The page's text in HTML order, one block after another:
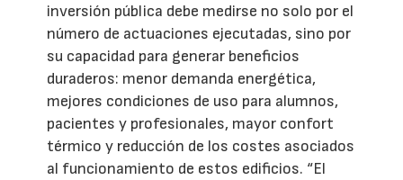
inversión pública debe medirse no solo por el
número de actuaciones ejecutadas, sino por
su capacidad para generar beneficios
duraderos: menor demanda energética,
mejores condiciones de uso para alumnos,
pacientes y profesionales, mayor confort
térmico y reducción de los costes asociados
al funcionamiento de estos edificios. “El